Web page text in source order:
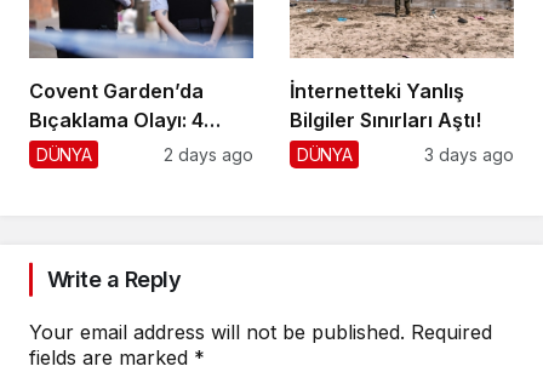
Covent Garden’da
Bıçaklama Olayı: 4
Yaralı, 1 Gözaltı
DÜNYA 2 days ago
İnternetteki Yanlış
Bilgiler Sınırları Aştı!
DÜNYA 3 days ago
Write a Reply
Your email address will not be published. Required
fields are marked *